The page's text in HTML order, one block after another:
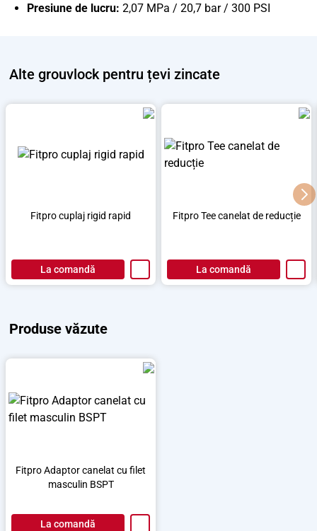
Presiune de lucru: 2,07 MPa / 20,7 bar / 300 PSI
Alte grouvlock pentru țevi zincate
Fitpro cuplaj rigid rapid
La comandă
Fitpro Tee canelat de reducție
La comandă
Produse văzute
Fitpro Adaptor canelat cu filet
masculin BSPT
La comandă